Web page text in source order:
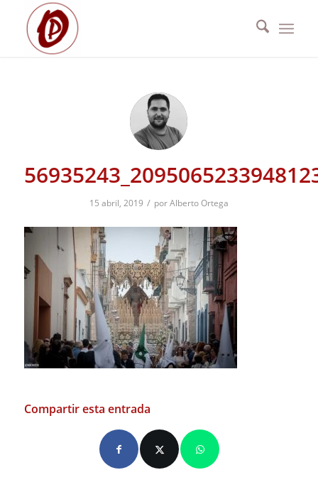
15 abril, 2019 / porAlberto Ortega
Compartir esta entrada